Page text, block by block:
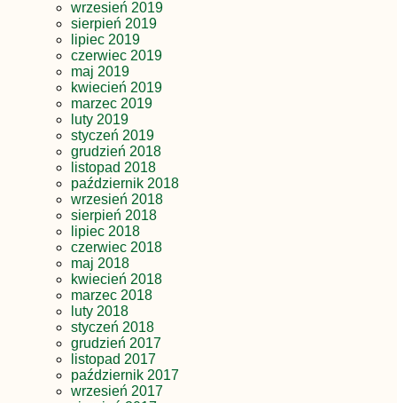
wrzesień 2019
sierpień 2019
lipiec 2019
czerwiec 2019
maj 2019
kwiecień 2019
marzec 2019
luty 2019
styczeń 2019
grudzień 2018
listopad 2018
październik 2018
wrzesień 2018
sierpień 2018
lipiec 2018
czerwiec 2018
maj 2018
kwiecień 2018
marzec 2018
luty 2018
styczeń 2018
grudzień 2017
listopad 2017
październik 2017
wrzesień 2017